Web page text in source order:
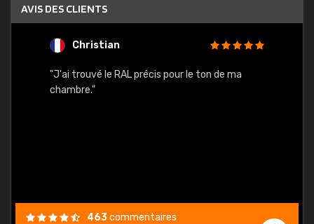
AVIS DES CLIENTS
Christian
"J'ai trouvé le RAL précis pour le ton de ma
chambre."
463commentaires